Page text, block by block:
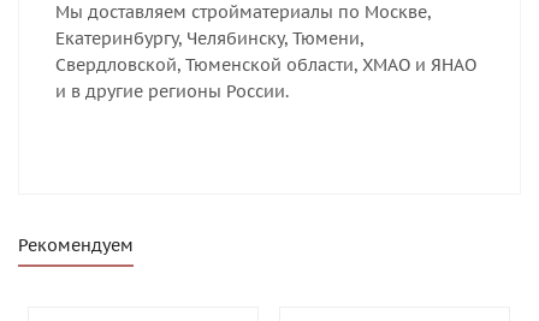
Мы доставляем стройматериалы по Москве,
Екатеринбургу, Челябинску, Тюмени,
Свердловской, Тюменской области, ХМАО и ЯНАО
и в другие регионы России.
Рекомендуем